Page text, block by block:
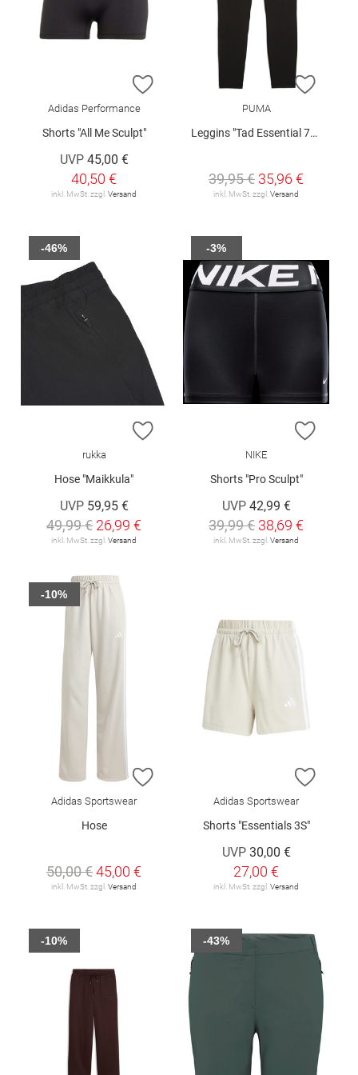
ZUR WUNSCHLISTE HINZUFÜGEN
Adidas Performance
Shorts "All Me Sculpt"
UVP 45,00 €
40,50 €
inkl. MwSt. zzgl. Versand
ZUR
PUMA
Leggins "Tad Essential 7/8"
39,95 € 35,96 €
inkl. MwSt. zzgl. Versand
ZUR WUNSCHLISTE HINZUFÜGEN
rukka
Hose "Maikkula"
UVP 59,95 €
49,99 € 26,99 €
inkl. MwSt. zzgl. Versand
-46%
ZUR
NIKE
Shorts "Pro Sculpt"
UVP 42,99 €
39,99 € 38,69 €
inkl. MwSt. zzgl. Versand
-3%
ZUR WUNSCHLISTE HINZUFÜGEN
Adidas Sportswear
Hose
50,00 €45,00 €
inkl. MwSt. zzgl. Versand
-10%
ZUR
Adidas Sportswear
Shorts "Essentials 3S"
UVP 30,00 €
27,00 €
inkl. MwSt. zzgl. Versand
-10% -43%